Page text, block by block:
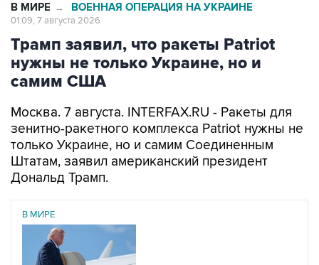
В МИРЕ → ВОЕННАЯ ОПЕРАЦИЯ НА УКРАИНЕ
01:09, 7 августа 2026
Трамп заявил, что ракеты Patriot
нужны не только Украине, но и
самим США
Москва. 7 августа. INTERFAX.RU - Ракеты для
зенитно-ракетного комплекса Patriot нужны не
только Украине, но и самим Соединенным
Штатам, заявил американский президент
Дональд Трамп.
В МИРЕ